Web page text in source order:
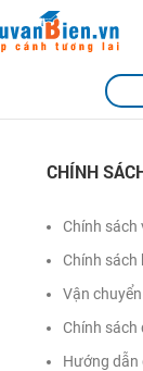
CHÍNH
Chính sách
Chính sách
Vận
Chính sách
Hướng dẫn